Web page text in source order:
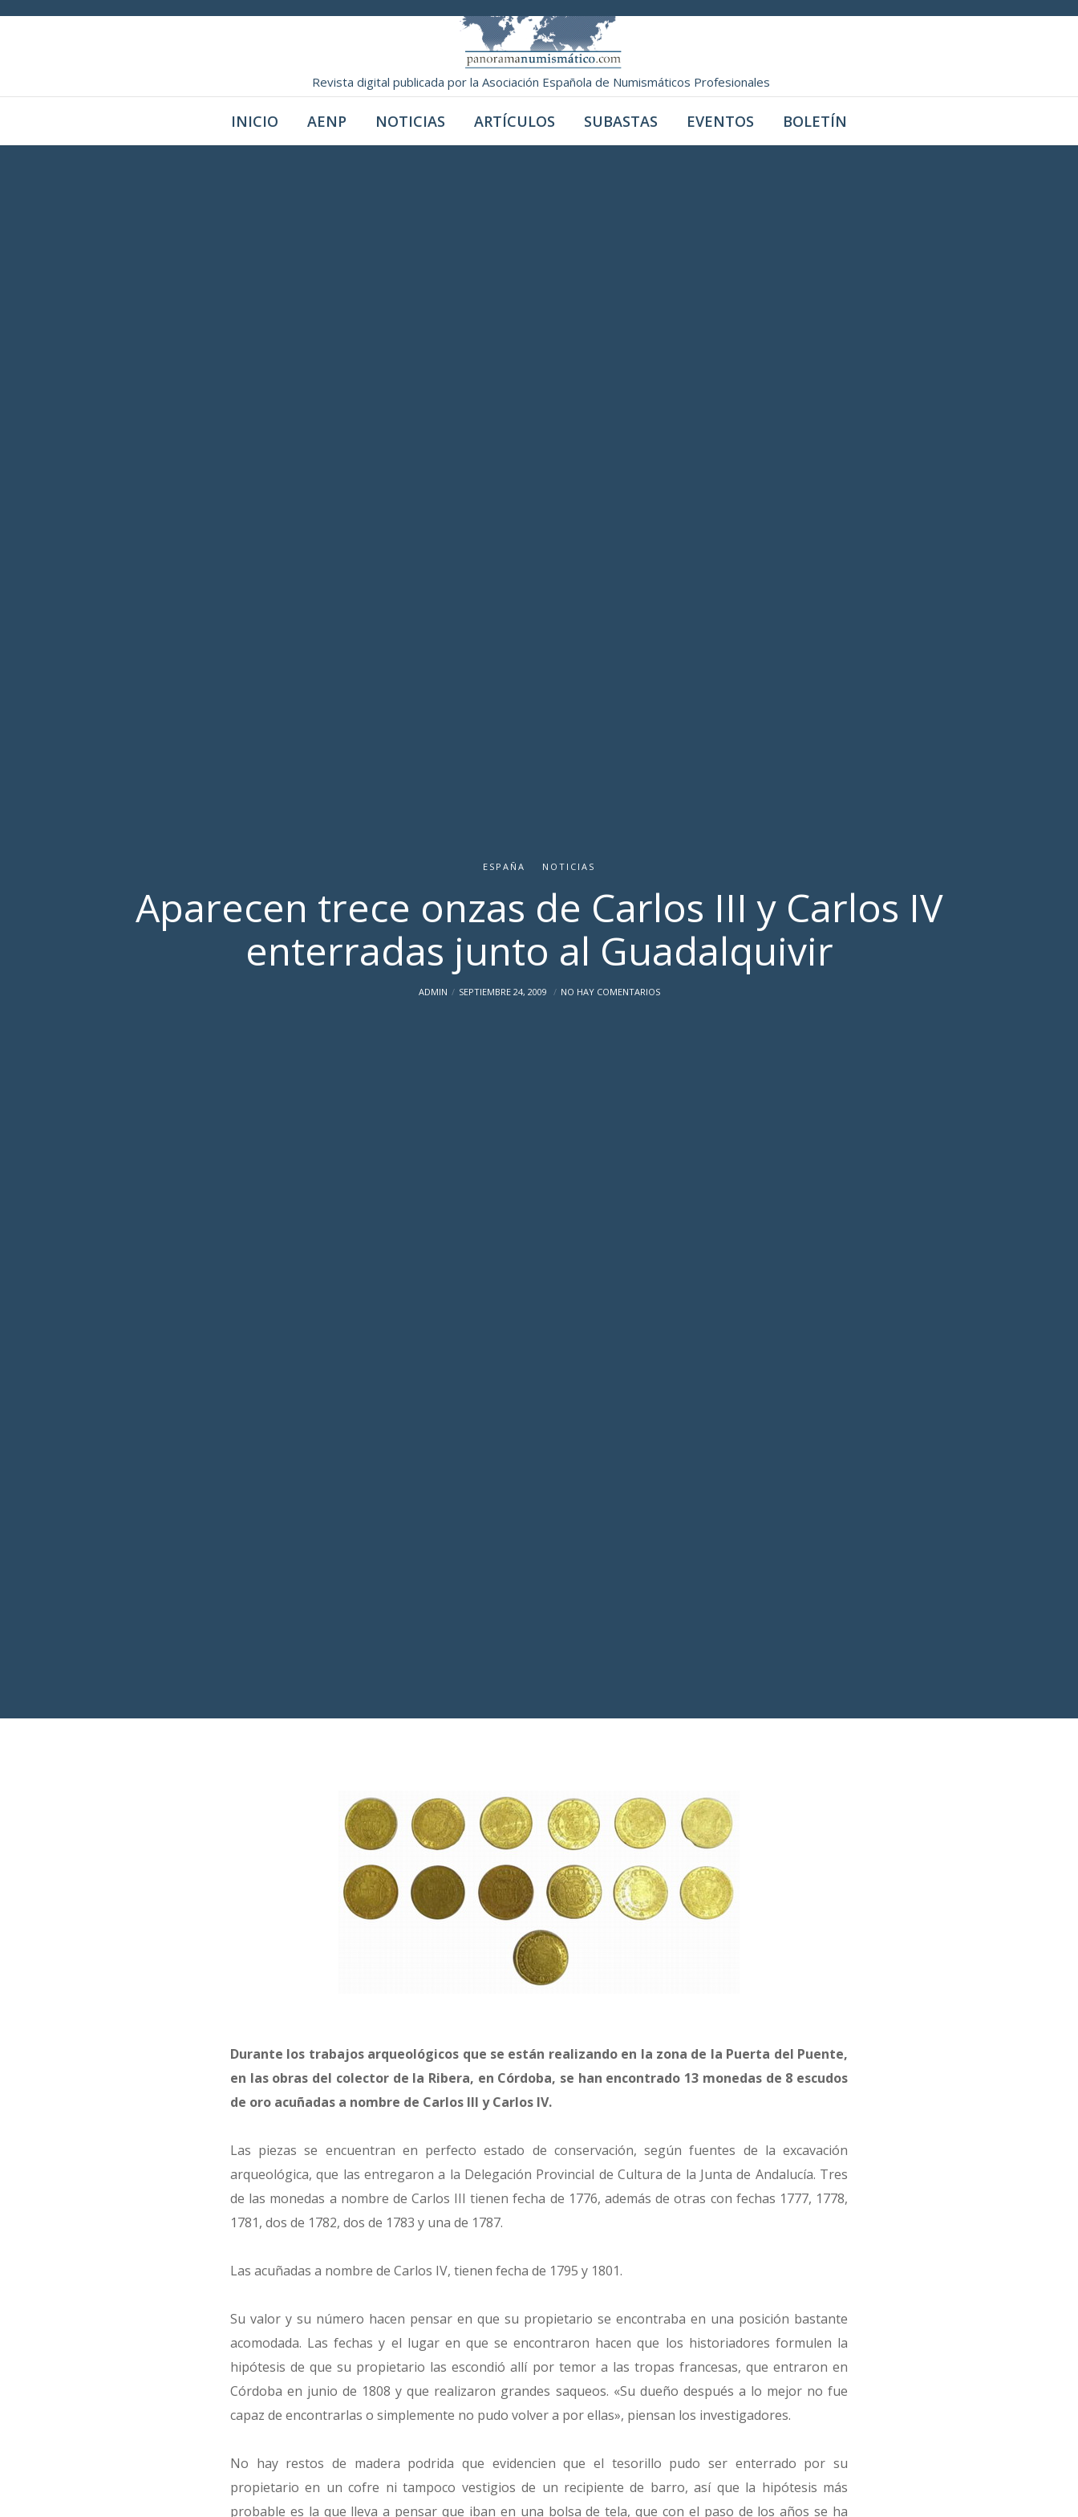
Revista digital publicada por la Asociación Española de Numismáticos Profesionales
INICIO AENP NOTICIAS ARTÍCULOS SUBASTAS EVENTOS BOLETÍN
ESPAÑA NOTICIAS
Aparecen trece onzas de Carlos III y Carlos IV
enterradas junto al Guadalquivir
ADMIN SEPTIEMBRE 24, 2009 NO HAY COMENTARIOS
Durante los trabajos arqueológicos que se están realizando en la zona de la Puerta del Puente,
en las obras del colector de la Ribera, en Córdoba, se han encontrado 13 monedas de 8 escudos
de oro acuñadas a nombre de Carlos III y Carlos IV.
Las piezas se encuentran en perfecto estado de conservación, según fuentes de la excavación
arqueológica, que las entregaron a la Delegación Provincial de Cultura de la Junta de Andalucía. Tres
de las monedas a nombre de Carlos III tienen fecha de 1776, además de otras con fechas 1777, 1778,
1781, dos de 1782, dos de 1783 y una de 1787.
Las acuñadas a nombre de Carlos IV, tienen fecha de 1795 y 1801.
Su valor y su número hacen pensar en que su propietario se encontraba en una posición bastante
acomodada. Las fechas y el lugar en que se encontraron hacen que los historiadores formulen la
hipótesis de que su propietario las escondió allí por temor a las tropas francesas, que entraron en
Córdoba en junio de 1808 y que realizaron grandes saqueos. «Su dueño después a lo mejor no fue
capaz de encontrarlas o simplemente no pudo volver a por ellas», piensan los investigadores.
No hay restos de madera podrida que evidencien que el tesorillo pudo ser enterrado por su
propietario en un cofre ni tampoco vestigios de un recipiente de barro, así que la hipótesis más
probable es la que lleva a pensar que iban en una bolsa de tela, que con el paso de los años se ha